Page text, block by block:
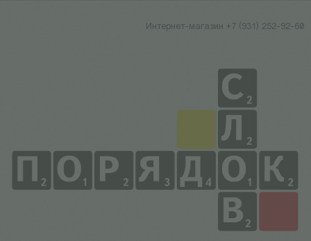
Интернет-магазин +7 (931) 252-92-60